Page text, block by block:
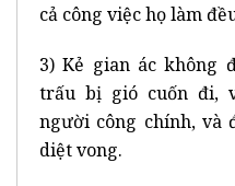
cả công việc họ làm
3) Kẻ gian ác không
trấu bị gió cuốn đi,
người công chính, và
diệt vong.